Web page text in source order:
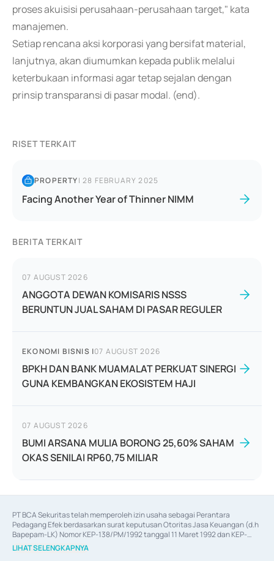
proses akuisisi perusahaan-perusahaan target," kata
manajemen.
Setiap rencana aksi korporasi yang bersifat material,
lanjutnya, akan diumumkan kepada publik melalui
keterbukaan informasi agar tetap sejalan dengan
prinsip transparansi di pasar modal. (end).
RISET TERKAIT
PROPERTY|28 FEBRUARY 2025
Facing Another Year of Thinner NIMM
BERITA TERKAIT
07 AUGUST 2026
ANGGOTA DEWAN KOMISARIS NSSS
BERUNTUN JUAL SAHAM DI PASAR REGULER
EKONOMI BISNIS |07 AUGUST 2026
BPKH DAN BANK MUAMALAT PERKUAT SINERGI
GUNA KEMBANGKAN EKOSISTEM HAJI
07 AUGUST 2026
BUMI ARSANA MULIA BORONG 25,60% SAHAM
OKAS SENILAI RP60,75 MILIAR
PT BCA Sekuritas telah memperoleh izin usaha sebagai Perantara
Pedagang Efek berdasarkan surat keputusan Otoritas Jasa Keuangan (d.h
Bapepam-LK) Nomor KEP-138/PM/1992 tanggal 11 Maret 1992 dan KEP-
06/D.04/2014 tanggal 28 Februari 2014, izin usaha sebagai Penjamin Emisi
Efek berdasarkan surat keputusan Otoritas Jasa Keuangan Nomor KEP-
LIHAT SELENGKAPNYA